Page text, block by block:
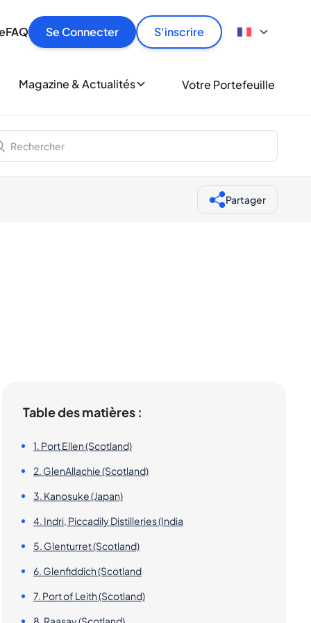
FAQ Se Connecter S'inscrire
en toute sécurité et au meilleur prix.
d'amateurs de whisky et de spiritueux.
Magazine & Actualités Votre Portefeuille
Partager
Table des matières :
1. Port Ellen (Scotland)
2. GlenAllachie (Scotland)
3. Kanosuke (Japan)
4. Indri, Piccadily Distilleries (India
5. Glenturret (Scotland)
6. Glenfiddich (Scotland
7. Port of Leith (Scotland)